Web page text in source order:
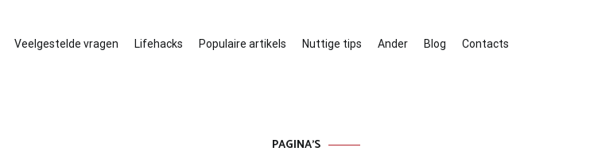
Veelgestelde vragen Lifehacks Populaire artikels Nuttige tips Ander Blog Contacts
PAGINA’S